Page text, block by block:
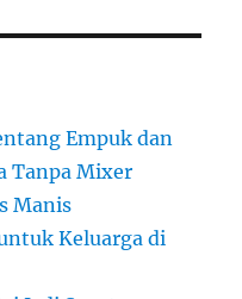
Empuk dan
Tanpa Mixer
Manis
Keluarga di